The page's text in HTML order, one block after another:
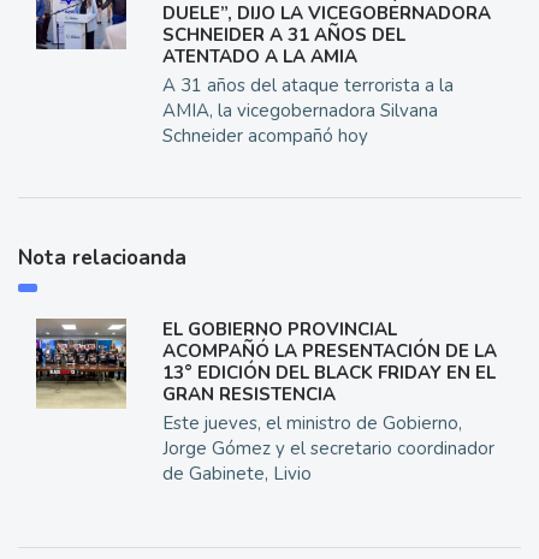
DUELE”, DIJO LA VICEGOBERNADORA
SCHNEIDER A 31 AÑOS DEL
ATENTADO A LA AMIA
A 31 años del ataque terrorista a la
AMIA, la vicegobernadora Silvana
Schneider acompañó hoy
Nota relacioanda
EL GOBIERNO PROVINCIAL
ACOMPAÑÓ LA PRESENTACIÓN DE LA
13° EDICIÓN DEL BLACK FRIDAY EN EL
GRAN RESISTENCIA
Este jueves, el ministro de Gobierno,
Jorge Gómez y el secretario coordinador
de Gabinete, Livio